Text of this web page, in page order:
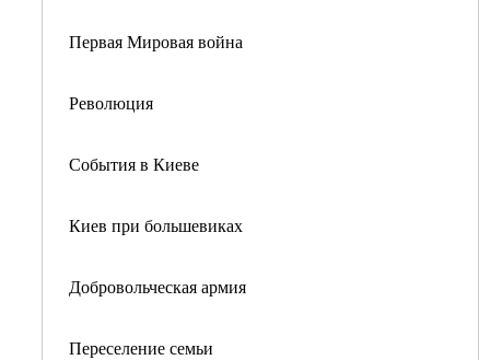
Первая Мировая война
Революция
События в Киеве
Киев при большевиках
Добровольческая армия
Переселение семьи